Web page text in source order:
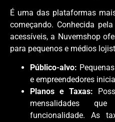
É uma das plataformas
começando. Conhecida
acessíveis, a Nuvemshop
para pequenos e médios
Público-alvo:
e empreendedores
Planos e Taxas:
mensalidades
funcionalidade. As